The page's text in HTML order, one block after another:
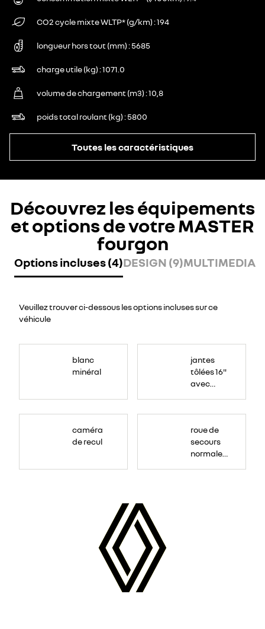
CO2 cycle mixte WLTP* (g/km) 194
longueur hors tout (mm) 5685
charge utile (kg) 1071.0
volume de chargement (m3) 10,8
poids total roulant (kg) 5800
Toutes les caractéristiques
Découvrez les équipements
et options de votre MASTER
fourgon
Options incluses (4)DESIGN (9)MULTIMEDIA
Veuillez trouver ci-dessous les options incluses sur ce
véhicule
blanc
minéral
jantes
tôlées 16"
avec
caméra
de recul
roue de
secours
normale